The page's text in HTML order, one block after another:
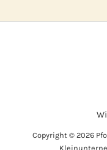
Copyright © 2026